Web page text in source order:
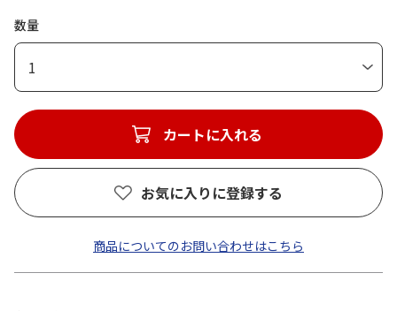
数量
1
カートに入れる
お気に入りに登録する
商品についてのお問い合わせはこちら